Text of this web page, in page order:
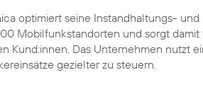
optimiert seine Instandhaltungs- und
Mobilfunkstandorten und sorgt damit
Kund:innen. Das Unternehmen nutzt
gezielter zu steuern.